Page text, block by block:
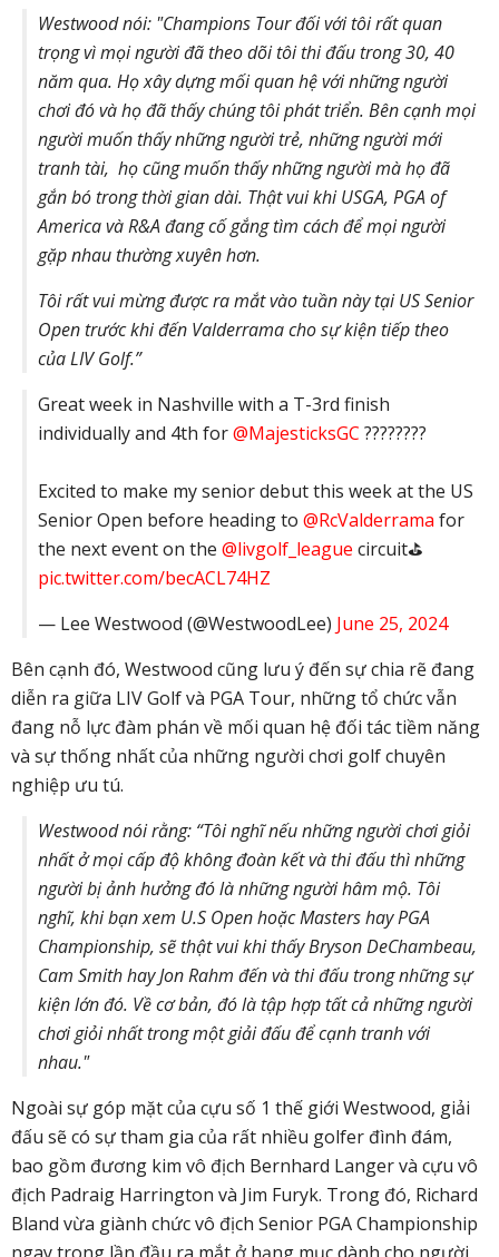
Westwood nói: "Champions Tour đối với tôi rất quan
trọng vì mọi người đã theo dõi tôi thi đấu trong 30, 40
năm qua. Họ xây dựng mối quan hệ với những người
chơi đó và họ đã thấy chúng tôi phát triển. Bên cạnh mọi
người muốn thấy những người trẻ, những người mới
tranh tài, họ cũng muốn thấy những người mà họ đã
gắn bó trong thời gian dài. Thật vui khi USGA, PGA of
America và R&A đang cố gắng tìm cách để mọi người
gặp nhau thường xuyên hơn.
Tôi rất vui mừng được ra mắt vào tuần này tại US Senior
Open trước khi đến Valderrama cho sự kiện tiếp theo
của LIV Golf.”
Great week in Nashville with a T-3rd finish
individually and 4th for@MajesticksGC ????????
Excited to make my senior debut this week at the US
Senior Open before heading to @RcValderrama for
the next event on the @livgolf_league circuit⛳️
pic.twitter.com/becACL74HZ
— Lee Westwood (@WestwoodLee) June 25, 2024
Bên cạnh đó, Westwood cũng lưu ý đến sự chia rẽ đang
diễn ra giữa LIV Golf và PGA Tour, những tổ chức vẫn
đang nỗ lực đàm phán về mối quan hệ đối tác tiềm năng
và sự thống nhất của những người chơi golf chuyên
nghiệp ưu tú.
Westwood nói rằng: “Tôi nghĩ nếu những người chơi giỏi
nhất ở mọi cấp độ không đoàn kết và thi đấu thì những
người bị ảnh hưởng đó là những người hâm mộ. Tôi
nghĩ, khi bạn xem U.S Open hoặc Masters hay PGA
Championship, sẽ thật vui khi thấy Bryson DeChambeau,
Cam Smith hay Jon Rahm đến và thi đấu trong những sự
kiện lớn đó. Về cơ bản, đó là tập hợp tất cả những người
chơi giỏi nhất trong một giải đấu để cạnh tranh với
nhau."
Ngoài sự góp mặt của cựu số 1 thế giới Westwood, giải
đấu sẽ có sự tham gia của rất nhiều golfer đình đám,
bao gồm đương kim vô địch Bernhard Langer và cựu vô
địch Padraig Harrington và Jim Furyk. Trong đó, Richard
Bland vừa giành chức vô địch Senior PGA Championship
ngay trong lần đầu ra mắt ở hạng mục dành cho người